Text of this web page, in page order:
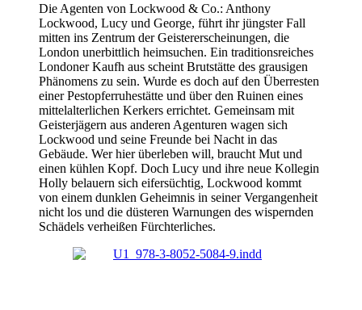
Die Agenten von Lockwood & Co.: Anthony
Lockwood, Lucy und George, führt ihr jüngster Fall
mitten ins Zentrum der Geistererscheinungen, die
London unerbittlich heimsuchen. Ein traditionsreiches
Londoner Kaufh aus scheint Brutstätte des grausigen
Phänomens zu sein. Wurde es doch auf den Überresten
einer Pestopferruhestätte und über den Ruinen eines
mittelalterlichen Kerkers errichtet. Gemeinsam mit
Geisterjägern aus anderen Agenturen wagen sich
Lockwood und seine Freunde bei Nacht in das
Gebäude. Wer hier überleben will, braucht Mut und
einen kühlen Kopf. Doch Lucy und ihre neue Kollegin
Holly belauern sich eifersüchtig, Lockwood kommt
von einem dunklen Geheimnis in seiner Vergangenheit
nicht los und die düsteren Warnungen des wispernden
Schädels verheißen Fürchterliches.